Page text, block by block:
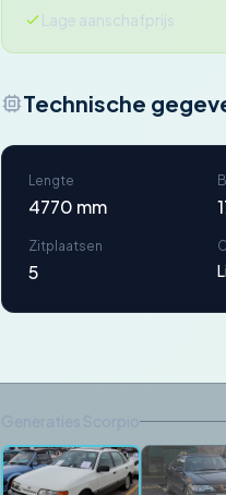
Lage aanschafprijs
Technische
Lengte
4770 mm
Zitplaatsen
5